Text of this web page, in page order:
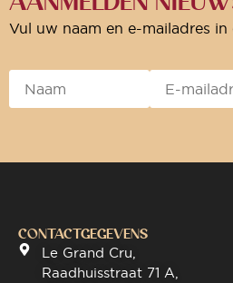
Vul uw naam en e-mailadres in
CONTACTGEGEVENS
Le Grand Cru,
Raadhuisstraat 71 A,